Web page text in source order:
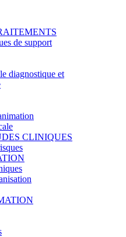
de support
diagnostique et
CLINIQUES